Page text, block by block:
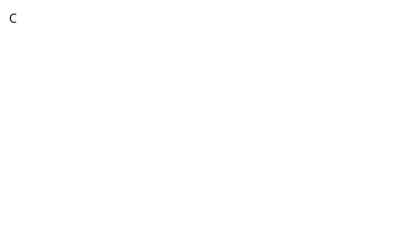
C